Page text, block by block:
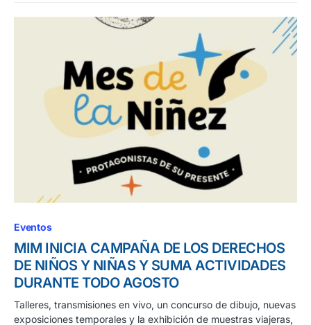
Eventos
MIM INICIA CAMPAÑA DE LOS DERECHOS
DE NIÑOS Y NIÑAS Y SUMA ACTIVIDADES
DURANTE TODO AGOSTO
Talleres, transmisiones en vivo, un concurso de dibujo, nuevas
exposiciones temporales y la exhibición de muestras viajeras,